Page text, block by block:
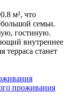
м², что
семьи.
гостиную.
внутреннее
терраса станет